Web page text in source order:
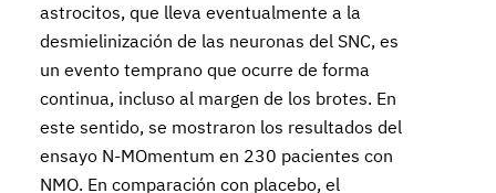
astrocitos, que lleva eventualmente a la
desmielinización de las neuronas del SNC, es
un evento temprano que ocurre de forma
continua, incluso al margen de los brotes. En
este sentido, se mostraron los resultados del
ensayo N-MOmentum en 230 pacientes con
NMO. En comparación con placebo, el